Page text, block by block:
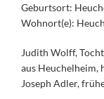
Geburtsort:
Wohnort(e):
Judith Wolff,
aus Heuchelheim,
Joseph Adler,